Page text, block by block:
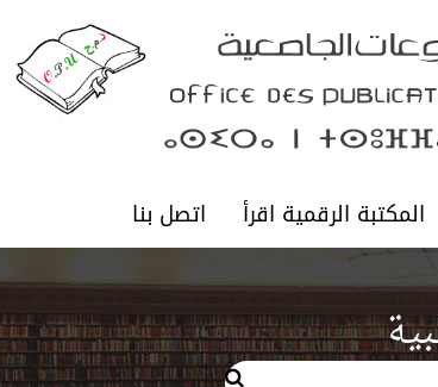
المكتبة الرقمية اقرأ اتصل بنا